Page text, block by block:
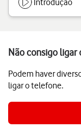
Introdução
Não consigo ligar
Podem haver
ligar o telefone.